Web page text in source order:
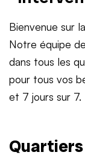
Bienvenue sur
Notre équipe
dans tous les
pour tous vos
et 7 jours sur 7.